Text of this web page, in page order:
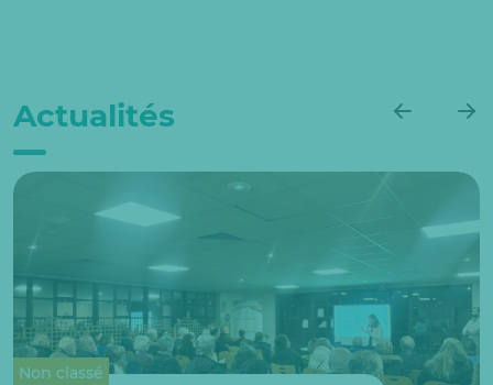
Actualités
Non classé